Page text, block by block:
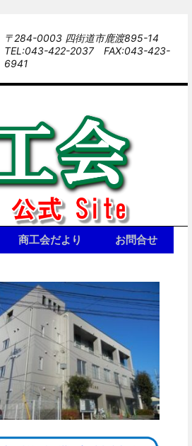
〒284-0003 四街道市鹿渡895-14
商工会だより お問合せ